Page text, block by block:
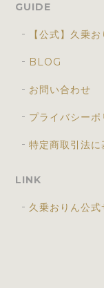
GUIDE
【公式】久乗
BLOG
お問い合わせ
プライバシーポ
特定商取引法
LINK
久乗おりん公式